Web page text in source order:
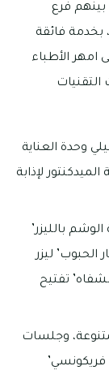
بينهم فرع
بخدمة فائقة
امهر الأطباء
وحدة العناية
لإذابة
بالليزر’
الحبوب’ ليزر
تفتيح
وجلسات
فريكونسي’